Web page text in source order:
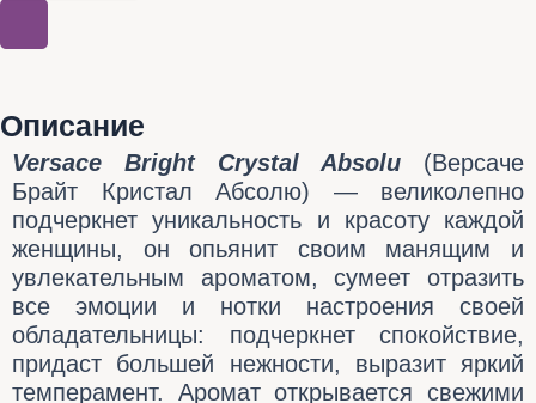
Описание
Versace Bright Crystal Absolu
(Версаче
Брайт Кристал Абсолю) ― великолепно
подчеркнет уникальность и красоту каждой
женщины, он опьянит своим манящим и
увлекательным ароматом, сумеет отразить
все эмоции и нотки настроения своей
обладательницы: подчеркнет спокойствие,
придаст большей нежности, выразит яркий
темперамент. Аромат открывается свежими